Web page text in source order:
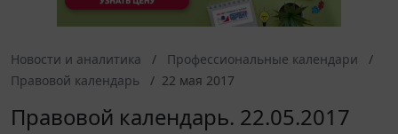
Новости и аналитика
Профессиональные календари
Правовой календарь
22 мая 2017
Правовой календарь. 22.05.2017